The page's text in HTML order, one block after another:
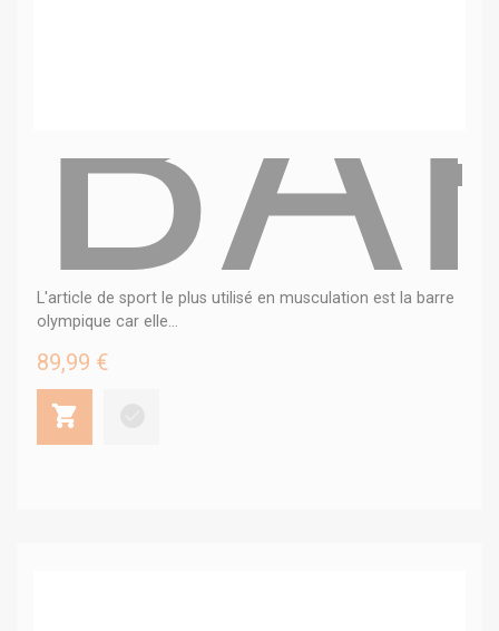
L'article de sport le plus utilisé en musculation est la barre
olympique car elle...
89,99 €